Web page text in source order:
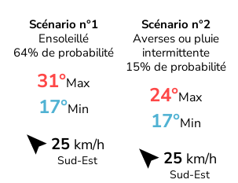
Scénario n°1
Ensoleillé
64% de probabilité
31°Max
17°Min
25km/h
Sud-Est
Scénario n°2
Averses ou pluie
intermittente
15% de probabilité
24°Max
17°Min
25km/h
Sud-Est